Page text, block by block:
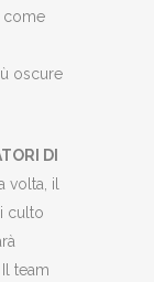
come
oscure
DI
volta, il
culto
team